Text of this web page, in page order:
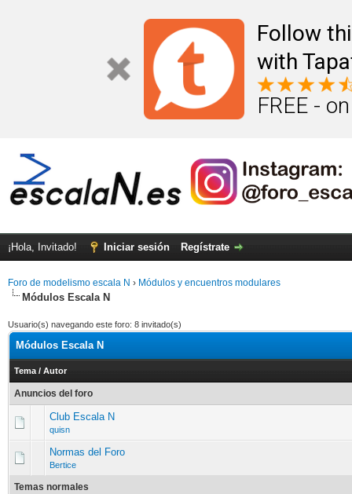
Follow
with
FREE -
¡Hola, Invitado! Iniciar sesión Regístrate
Foro de modelismo escala N › Módulos y encuentros modulares
Módulos Escala N
Usuario(s) navegando este foro: 8 invitado(s)
Módulos Escala N
Tema / Autor
Anuncios del foro
Club Escala N
quisn
Normas del Foro
Bertice
Temas normales